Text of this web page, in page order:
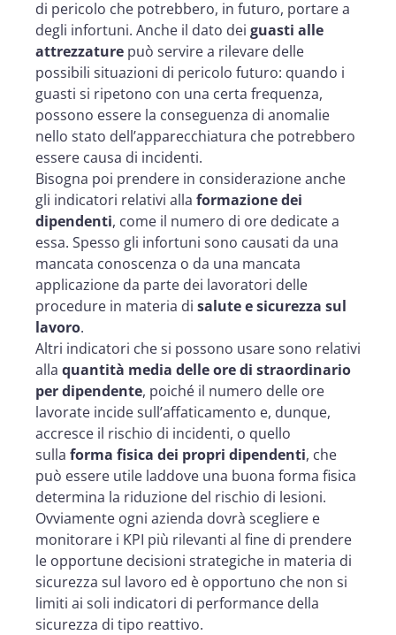
di pericolo che potrebbero, in futuro, portare a
degli infortuni. Anche il dato dei guasti alle
attrezzature può servire a rilevare delle
possibili situazioni di pericolo futuro: quando i
guasti si ripetono con una certa frequenza,
possono essere la conseguenza di anomalie
nello stato dell’apparecchiatura che potrebbero
essere causa di incidenti.
Bisogna poi prendere in considerazione anche
gli indicatori relativi alla formazione dei
dipendenti, come il numero di ore dedicate a
essa. Spesso gli infortuni sono causati da una
mancata conoscenza o da una mancata
applicazione da parte dei lavoratori delle
procedure in materia di salute e sicurezza sul
lavoro.
Altri indicatori che si possono usare sono relativi
alla quantità media delleore di straordinario
per dipendente, poiché il numero delle ore
lavorate incide sull’affaticamento e, dunque,
accresce il rischio di incidenti, o quello
sulla forma fisica dei propri dipendenti, che
può essere utile laddove una buona forma fisica
determina la riduzione del rischio di lesioni.
Ovviamente ogni azienda dovrà scegliere e
monitorare i KPI più rilevanti al fine di prendere
le opportune decisioni strategiche in materia di
sicurezza sul lavoro ed è opportuno che non si
limiti ai soli indicatori di performance della
sicurezza di tipo reattivo.